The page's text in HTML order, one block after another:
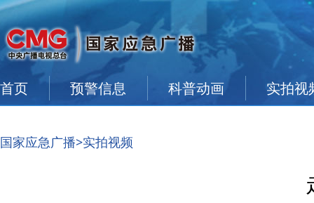
首页 预警信息 科普动画 实拍视
国家应急广播>实拍视频